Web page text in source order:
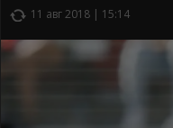
11 авг 2018 | 15:14